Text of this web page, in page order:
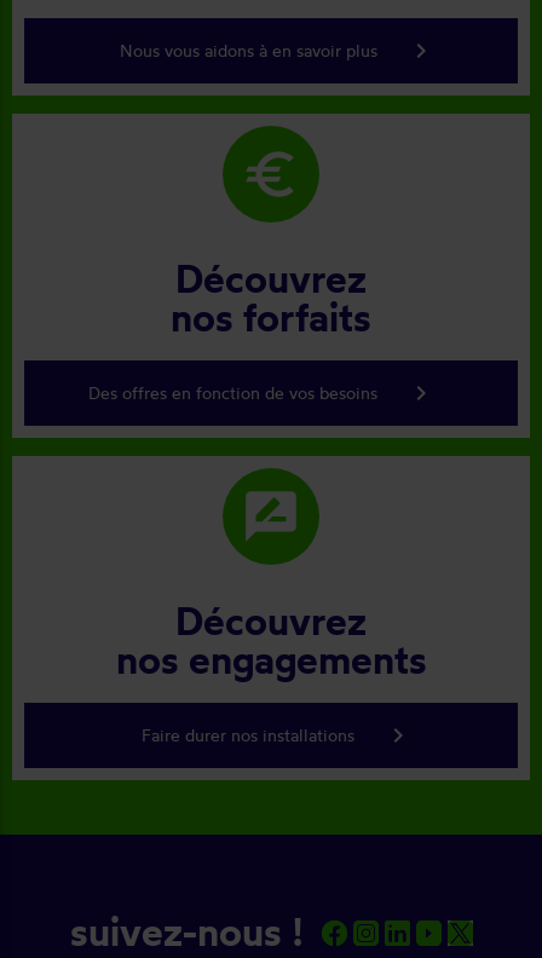
Nous vous aidons à en savoir plus keyboard_arrow_right
euro
Découvrez
nos forfaits
Des offres en fonction de vos besoins keyboard_arrow_right
rate_review
Découvrez
nos engagements
Faire durer nos installations keyboard_arrow_right
suivez-nous !